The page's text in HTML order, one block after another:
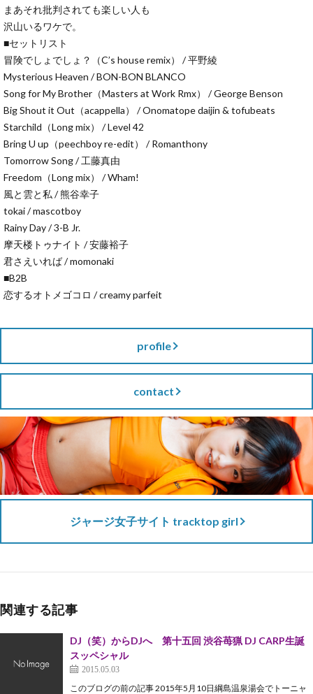
まあそれ批判されても楽しい人も
沢山いるワケで。
■セットリスト
冒険でしょでしょ？（C’s house remix） / 平野綾
Mysterious Heaven / BON-BON BLANCO
Song for My Brother（Masters at Work Rmx） / George Benson
Big Shout it Out（acappella） / Onomatope daijin & tofubeats
Starchild（Long mix） / Level 42
Bring U up（peechboy re-edit） / Romanthony
Tomorrow Song / 工藤真由
Freedom（Long mix） / Wham!
風と雲と私 / 熊谷幸子
tokai / mascotboy
Rainy Day / 3-B Jr.
摩天楼トゥナイト / 安藤裕子
君さえいれば / momonaki
■B2B
恋するオトメゴコロ / creamy parfeit
profile
contact
ジャージ女子サイト tracktop girl
関連する記事
DJ（笑）からDJへ 第十五回 渋谷苺猟 DJ CARP生誕
スッペシャル
2015.05.03
このブログの前の記事 2015年5月10日綱島温泉湯会でトーニャ